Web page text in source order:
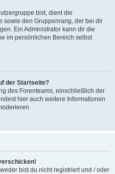
bist, dient die
sowie den Gruppenrang, der bei dir
Ein Administrator kann dir die
im persönlichen Bereich selbst
der Startseite?
des Forenteams, einschließlich der
hier auch weitere Informationen
bist du nicht registriert und / oder